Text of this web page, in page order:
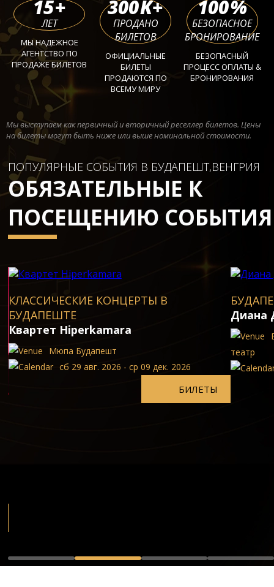
15+
ЛЕТ
МЫ НАДЕЖНОЕ
АГЕНТСТВО ПО
ПРОДАЖЕ БИЛЕТОВ
300K+
ПРОДАНО
БИЛЕТОВ
ОФИЦИАЛЬНЫЕ
БИЛЕТЫ
ПРОДАЮТСЯ ПО
ВСЕМУ МИРУ
100%
БЕЗОПАСНОЕ
БРОНИРОВАНИЕ
БЕЗОПАСНЫЙ
ПРОЦЕСС ОПЛАТЫ &
БРОНИРОВАНИЯ
Мы выступаем как первичный и вторичный реселлер билетов. Цены
на билеты могут быть ниже или выше номинальной стоимости.
ПОПУЛЯРНЫЕ СОБЫТИЯ В БУДАПЕШТ,ВЕНГРИЯ
ОБЯЗАТЕЛЬНЫЕ К
ПОСЕЩЕНИЮ СОБЫТИЯ
КЛАССИЧЕСКИЕ КОНЦЕРТЫ В
БУДАПЕШТЕ
Квартет Hiperkamara
Мюпа Будапешт
сб 29 авг. 2026 - ср 09 дек. 2026
БИЛЕТЫ
Диана
театp